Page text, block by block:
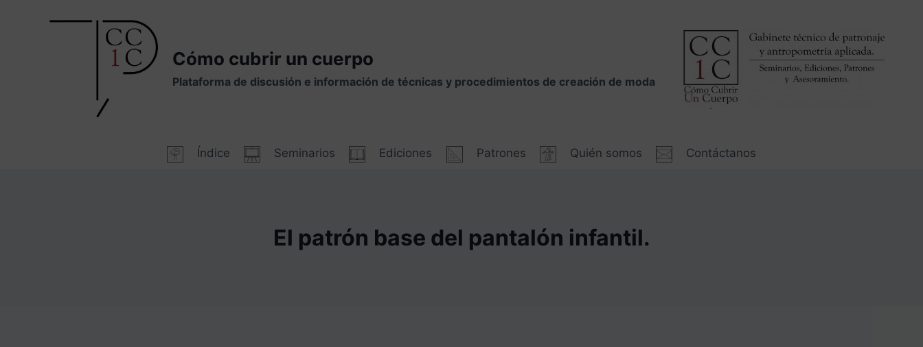
Cómo cubrir un cuerpo
Plataforma de discusión e información de técnicas y procedimientos de creación de moda
Índice Seminarios Ediciones Patrones Quién somos Contáctanos
El patrón base del pantalón infantil.